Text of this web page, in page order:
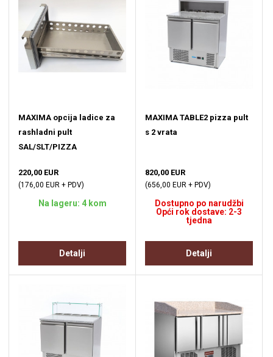
MAXIMA opcija ladice za
rashladni pult
SAL/SLT/PIZZA
220,00 EUR
(176,00 EUR + PDV)
Na lageru: 4 kom
Detalji
MAXIMA TABLE2 pizza pult
s 2 vrata
820,00 EUR
(656,00 EUR + PDV)
Dostupno po narudžbi
Opći rok dostave: 2-3
tjedna
Detalji